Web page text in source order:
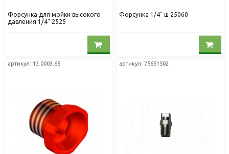
Форсунка для мойки высокого
давления 1/4“ 2525
Форсунка 1/4" ш 25060
артикул: 13.0003.65 артикул: 75651502